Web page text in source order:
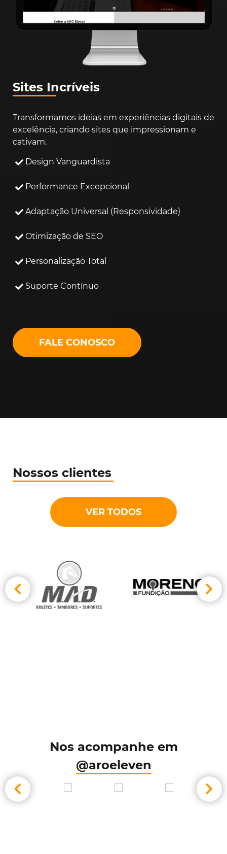
Sites Incríveis
Transformamos ideias em experiências digitais de
excelência, criando sites que impressionam e
cativam.
Design Vanguardista
Performance Excepcional
Adaptação Universal (Responsividade)
Otimização de SEO
Personalização Total
Suporte Contínuo
FALE CONOSCO
Nossos clientes
VER TODOS
Nos acompanhe em
@aroeleven